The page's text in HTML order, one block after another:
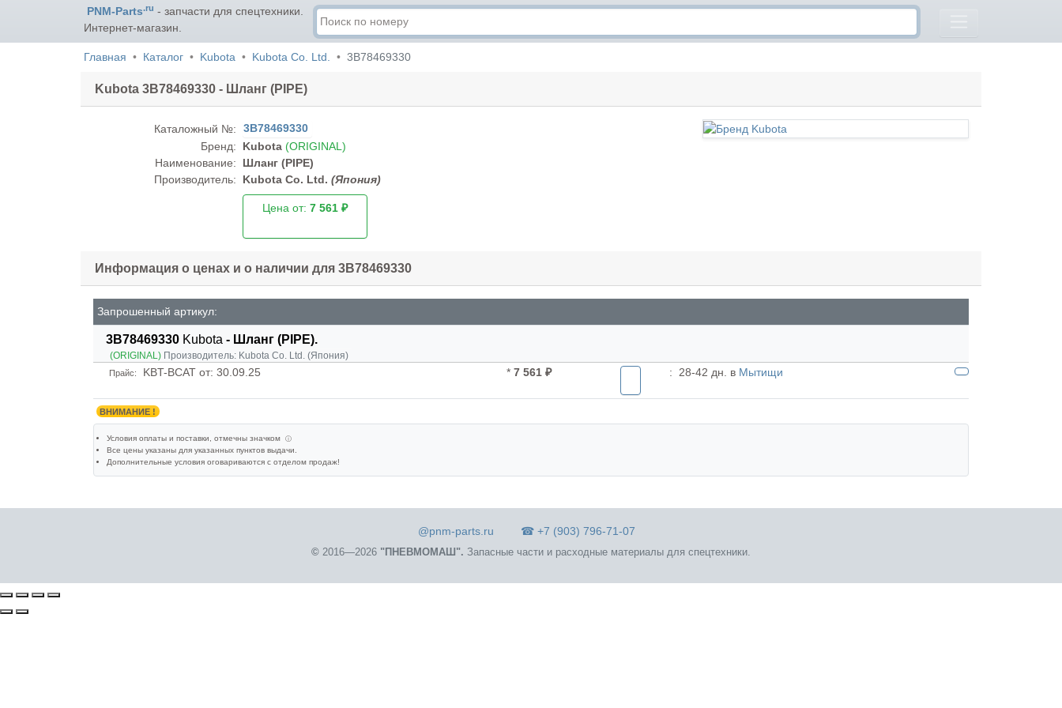
PNM-Parts.ru - запчасти для спецтехники.
Интернет-магазин.
Главная Каталог Kubota Kubota Co. Ltd. 3B78469330
Kubota 3B78469330 - Шланг (PIPE)
Каталожный №:
3B78469330
Бренд:
Kubota (ORIGINAL)
Наименование:
Шланг (PIPE)
Производитель:
Kubota Co. Ltd. (Япония)
Цена от: 7 561 ₽
Информация о ценах и о наличии для 3B78469330
Запрошенный артикул:
3B78469330 Kubota - Шланг (PIPE).
(ORIGINAL)Производитель: Kubota Co. Ltd. (Япония)
Прайс: KBT-BCAT от: 30.09.25 * 7 561 ₽ : 28-42 дн. в Мытищи
ВНИМАНИЕ !
Условия оплаты и поставки , отмечны значком ⓘ
Все цены указаны для указанных пунктов выдачи
Дополнительные условия оговариваются с отделом продаж!
@pnm-parts.ru ☎ +7 (903) 796-71-07
© 2016—2026 "ПНЕВМОМАШ". Запасные части и расходные материалы для спецтехники.